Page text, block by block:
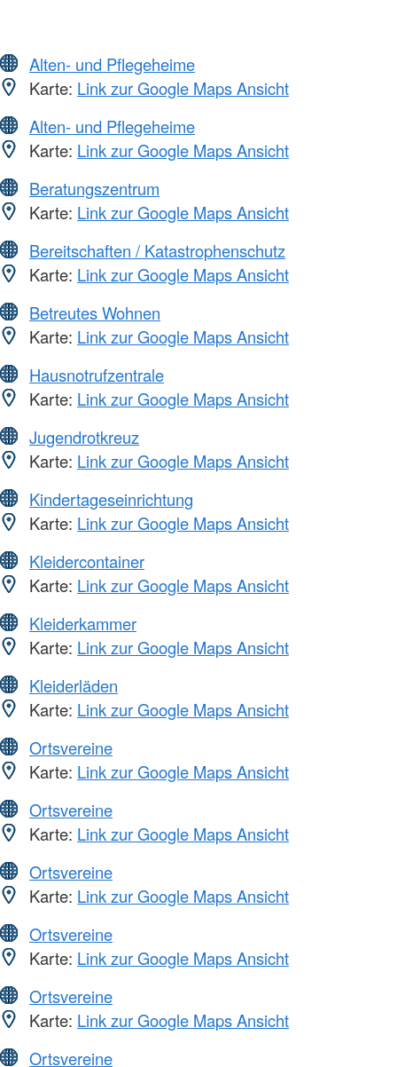
Alten- und Pflegeheime
Karte: Link zur Google Maps Ansicht
Alten- und Pflegeheime
Karte: Link zur Google Maps Ansicht
Beratungszentrum
Karte: Link zur Google Maps Ansicht
Bereitschaften / Katastrophenschutz
Karte: Link zur Google Maps Ansicht
Betreutes Wohnen
Karte: Link zur Google Maps Ansicht
Hausnotrufzentrale
Karte: Link zur Google Maps Ansicht
Jugendrotkreuz
Karte: Link zur Google Maps Ansicht
Kindertageseinrichtung
Karte: Link zur Google Maps Ansicht
Kleidercontainer
Karte: Link zur Google Maps Ansicht
Kleiderkammer
Karte: Link zur Google Maps Ansicht
Kleiderläden
Karte: Link zur Google Maps Ansicht
Ortsvereine
Karte: Link zur Google Maps Ansicht
Ortsvereine
Karte: Link zur Google Maps Ansicht
Ortsvereine
Karte: Link zur Google Maps Ansicht
Ortsvereine
Karte: Link zur Google Maps Ansicht
Ortsvereine
Karte: Link zur Google Maps Ansicht
Ortsvereine